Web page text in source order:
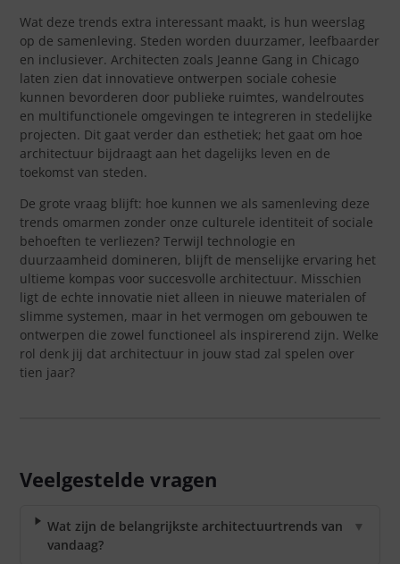
Wat deze trends extra interessant maakt, is hun weerslag
op de samenleving. Steden worden duurzamer, leefbaarder
en inclusiever. Architecten zoals Jeanne Gang in Chicago
laten zien dat innovatieve ontwerpen sociale cohesie
kunnen bevorderen door publieke ruimtes, wandelroutes
en multifunctionele omgevingen te integreren in stedelijke
projecten. Dit gaat verder dan esthetiek; het gaat om hoe
architectuur bijdraagt aan het dagelijks leven en de
toekomst van steden.
De grote vraag blijft: hoe kunnen we als samenleving deze
trends omarmen zonder onze culturele identiteit of sociale
behoeften te verliezen? Terwijl technologie en
duurzaamheid domineren, blijft de menselijke ervaring het
ultieme kompas voor succesvolle architectuur. Misschien
ligt de echte innovatie niet alleen in nieuwe materialen of
slimme systemen, maar in het vermogen om gebouwen te
ontwerpen die zowel functioneel als inspirerend zijn. Welke
rol denk jij dat architectuur in jouw stad zal spelen over
tien jaar?
Veelgestelde vragen
Wat zijn de belangrijkste architectuurtrends van
vandaag?
▼